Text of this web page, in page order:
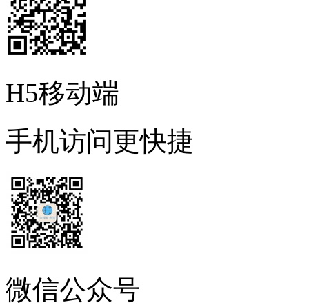
H5移动端
手机访问更快捷
微信公众号